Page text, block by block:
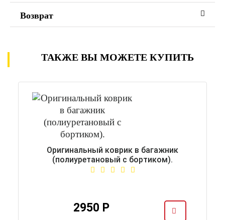
Возврат
ТАКЖЕ ВЫ МОЖЕТЕ КУПИТЬ
Оригинальный коврик в багажник
(полиуретановый с бортиком).
2950 Р